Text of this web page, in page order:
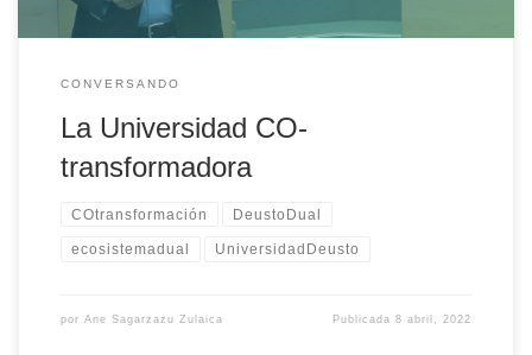
CONVERSANDO
La Universidad CO-
transformadora
COtransformación DeustoDual
ecosistemadual UniversidadDeusto
por Ane Sagarzazu Zulaica Publicada8 abril, 2022